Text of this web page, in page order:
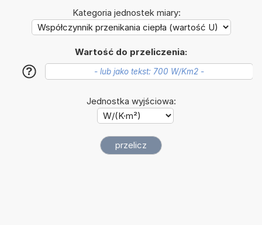
Kategoria jednostek miary:
Wartość do przeliczenia:
?
Jednostka wyjściowa: